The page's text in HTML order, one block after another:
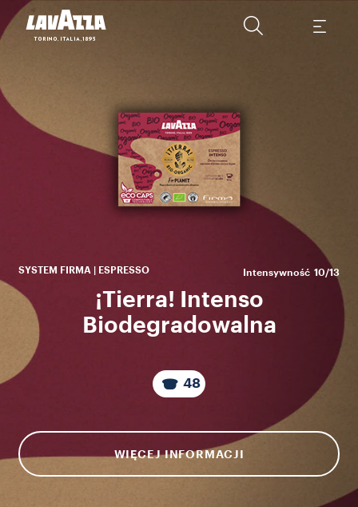
SYSTEM FIRMA | ESPRESSO Intensywność 10/13
¡Tierra! Intenso
Biodegradowalna
48
WIĘCEJ INFORMACJI